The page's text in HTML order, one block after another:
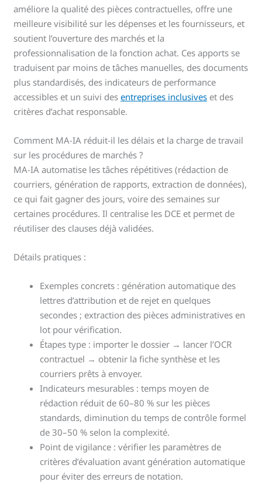
améliore la qualité des pièces contractuelles, offre une
meilleure visibilité sur les dépenses et les fournisseurs, et
soutient l’ouverture des marchés et la
professionnalisation de la fonction achat. Ces apports se
traduisent par moins de tâches manuelles, des documents
plus standardisés, des indicateurs de performance
accessibles et un suivi desentreprises inclusives et des
critères d’achat responsable.
Comment MA-IA réduit-il les délais et la charge de travail
sur les procédures de marchés ?
MA-IA automatise les tâches répétitives (rédaction de
courriers, génération de rapports, extraction de données),
ce qui fait gagner des jours, voire des semaines sur
certaines procédures. Il centralise les DCE et permet de
réutiliser des clauses déjà validées.
Détails pratiques :
Exemples concrets : génération automatique des
lettres d’attribution et de rejet en quelques
secondes ; extraction des pièces administratives en
lot pour vérification.
Étapes type : importer le dossier → lancer l’OCR
contractuel → obtenir la fiche synthèse et les
courriers prêts à envoyer.
Indicateurs mesurables : temps moyen de
rédaction réduit de 60–80 % sur les pièces
standards, diminution du temps de contrôle formel
de 30–50 % selon la complexité.
Point de vigilance : vérifier les paramètres de
critères d’évaluation avant génération automatique
pour éviter des erreurs de notation.